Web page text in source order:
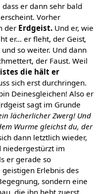
er dann sehr bald
Vorher
der Erdgeist.Und er, wie
er… er fleht, der Geist,
und so weiter. Und dann
der Faust. Weil
die hält er
sich erst durchringen.
Deinesgleichen! Also er
sagt im Grunde
lächerlicher Zwerg! Und
Wurme gleichst du, der
dann letztlich wieder,
niedergestürzt im
er gerade so
Erlebnis des
sondern eine
die ihn hebt zuerst.